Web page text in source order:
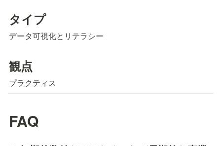
タイプ
データ可視化とリテラシー
観点
プラクティス
FAQ